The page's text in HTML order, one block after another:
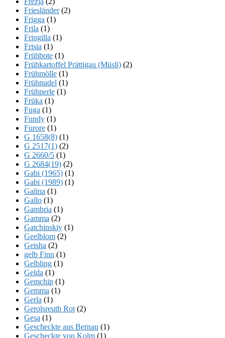
Friesländer(2)
Frigga (1)
Frila (1)
Fringilla (1)
Frisia (1)
Frühbote (1)
Frühkartoffel Prättigau (Müsli) (2)
Frühmölle (1)
Frühnudel (1)
Frühperle (1)
Früka (1)
Fuga (1)
Fundy (1)
Furore (1)
G 1658(8) (1)
G 2517(1) (2)
G 2660/5 (1)
G 2684(19) (2)
Gabi (1965) (1)
Gabi (1989) (1)
Galina (1)
Gallo (1)
Gambria (1)
Gamma (2)
Gatchinskiy (1)
Geelblom (2)
Geisha (2)
gelb Finn (1)
Gelbling (1)
Gelda (1)
Gemchip (1)
Gemma (1)
Gerla (1)
Gerolsreuth Rot (2)
Gesa (1)
Gescheckte aus Bernau (1)
Gescheckte von Kolm (1)